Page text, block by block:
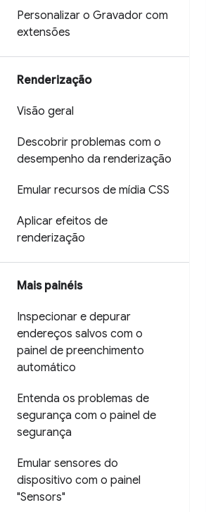
Personalizar o Gravador com
extensões
Renderização
Visão geral
Descobrir problemas com o
desempenho da renderização
Emular recursos de mídia CSS
Aplicar efeitos de
renderização
Mais painéis
Inspecionar e depurar
endereços salvos com o
painel de preenchimento
automático
Entenda os problemas de
segurança com o painel de
segurança
Emular sensores do
dispositivo com o painel
"Sensors"